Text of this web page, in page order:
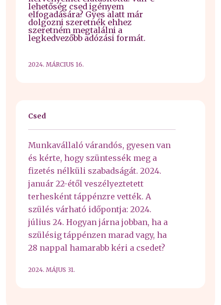
lehetőség csed igényem
elfogadására? Gyes alatt már
dolgozni szeretnék ehhez
szeretném megtalálni a
legkedvezőbb adózási formát.
2024. MÁRCIUS 16.
Csed
Munkavállaló várandós, gyesen van
és kérte, hogy szüntessék meg a
fizetés nélküli szabadságát. 2024.
január 22-étől veszélyeztetett
terhesként táppénzre vették. A
szülés várható időpontja: 2024.
július 24. Hogyan járna jobban, ha a
szülésig táppénzen marad vagy, ha
28 nappal hamarabb kéri a csedet?
2024. MÁJUS 31.